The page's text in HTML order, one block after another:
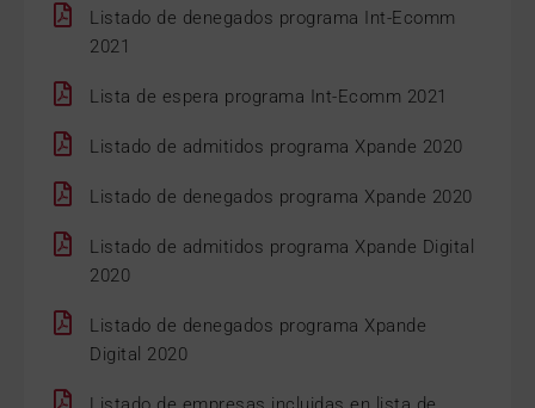
Listado de denegados programa Int-Ecomm
2021
Lista de espera programa Int-Ecomm 2021
Listado de admitidos programa Xpande 2020
Listado de denegados programa Xpande 2020
Listado de admitidos programa Xpande Digital
2020
Listado de denegados programa Xpande
Digital 2020